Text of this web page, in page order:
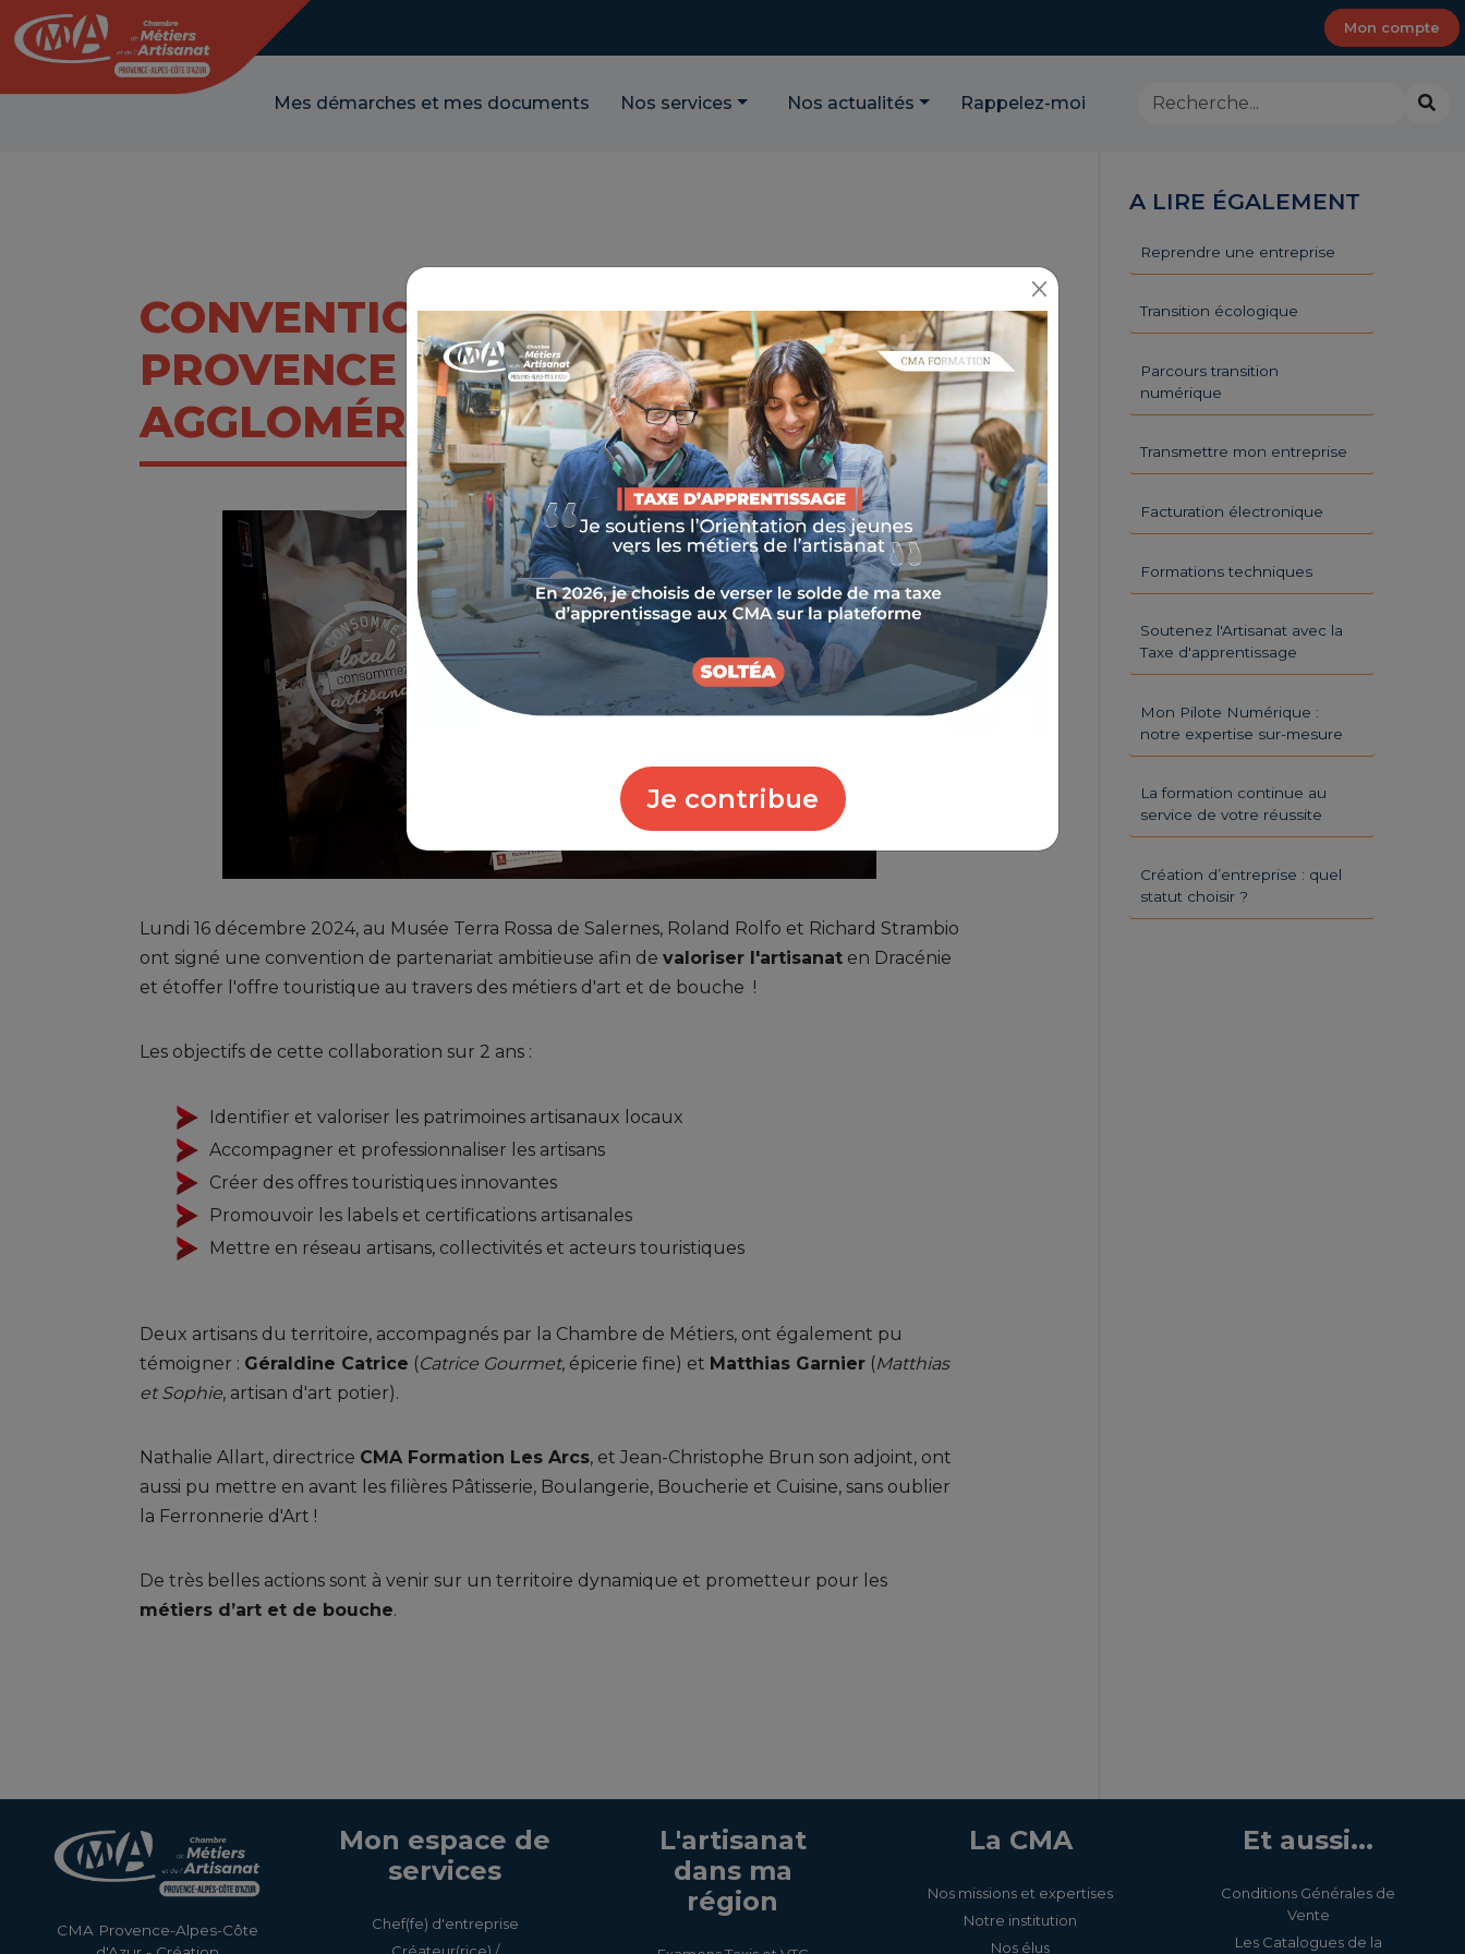
Mon compte
Mes démarches et mes documents Nos services Nos actualités Rappelez-moi
Rechercher
dans
CMA
Alpes-
Je contribue
CONVENTION CMA ET DRACÉNIE
PROVENCE VERDON
AGGLOMÉRATION
Lundi 16 décembre 2024, au Musée Terra Rossa de Salernes, Roland Rolfo et Richard Strambio
ont signé une convention de partenariat ambitieuse afin de valoriser l'artisanat en Dracénie
et étoffer l'offre touristique au travers des métiers d'art et de bouche !
Les objectifs de cette collaboration sur 2 ans :
Identifier et valoriser les patrimoines artisanaux locaux
Accompagner et professionnaliser les artisans
Créer des offres touristiques innovantes
Promouvoir les labels et certifications artisanales
Mettre en réseau artisans, collectivités et acteurs touristiques
Deux artisans du territoire, accompagnés par la Chambre de Métiers, ont également pu
témoigner : Géraldine Catrice (Catrice Gourmet, épicerie fine) et Matthias Garnier (Matthias
et Sophie, artisan d'art potier).
Nathalie Allart, directrice CMA Formation Les Arcs, et Jean-Christophe Brun son adjoint, ont
aussi pu mettre en avant les filières Pâtisserie, Boulangerie, Boucherie et Cuisine, sans oublier
la Ferronnerie d'Art !
De très belles actions sont à venir sur un territoire dynamique et prometteur pour les
métiers d’art et de bouche.
A LIRE ÉGALEMENT
Reprendre une entreprise
Transition écologique
Parcours transition
numérique
Transmettre mon entreprise
Facturation électronique
Formations techniques
Soutenez l'Artisanat avec la
Taxe d'apprentissage
Mon Pilote Numérique :
notre expertise sur-mesure
La formation continue au
service de votre réussite
Création d’entreprise : quel
statut choisir ?
CMA Provence-Alpes-Côte
Mon espace de
services
Chef(fe) d'entreprise
L'artisanat
dans ma
région
La CMA
Nos missions et expertises
Notre institution
Nos élus
Et aussi...
Conditions Générales de
Vente
Les Catalogues de la
Panneau de gestion des cookies